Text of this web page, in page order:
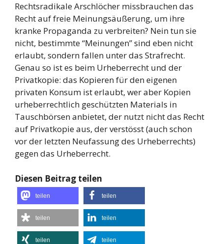
Rechtsradikale Arschlöcher missbrauchen das
Recht auf freie Meinungsäußerung, um ihre
kranke Propaganda zu verbreiten? Nein tun sie
nicht, bestimmte “Meinungen” sind eben nicht
erlaubt, sondern fallen unter das Strafrecht.
Genau so ist es beim Urheberrecht und der
Privatkopie: das Kopieren für den eigenen
privaten Konsum ist erlaubt, wer aber Kopien
urheberrechtlich geschützten Materials in
Tauschbörsen anbietet, der nutzt nicht das Recht
auf Privatkopie aus, der verstösst (auch schon
vor der letzten Neufassung des Urheberrechts)
gegen das Urheberrecht.
Diesen Beitrag teilen
teilen teilen
teilen teilen
teilen teilen